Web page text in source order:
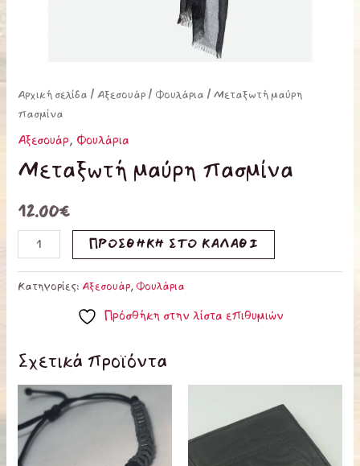
Αρχική σελίδα /Αξεσουάρ/ Φουλάρια / Μεταξωτή μαύρη
πασμίνα
Αξεσουάρ, Φουλάρια
Μεταξωτή μαύρη πασμίνα
12.00€
ΠΡΟΣΘΉΚΗ ΣΤΟ ΚΑΛΆΘΙ
Κατηγορίες: Αξεσουάρ,Φουλάρια
Πρόσθήκη στην λίστα επιθυμιών
Σχετικά προϊόντα